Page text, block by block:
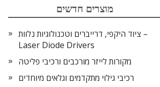
מוצרים חדשים
ציוד היקפי, דרייברים וטכנולוגיות נלוות –
Laser Diode Drivers
מקורות לייזר מורכבים ורכיבי פליטה
רכיבי גילוי מתקדמים וגלאים מיוחדים